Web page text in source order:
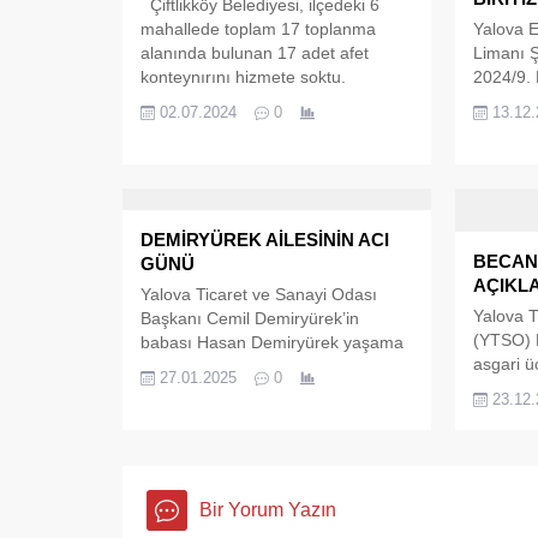
Çiftlikköy Belediyesi, ilçedeki 6
mahallede toplam 17 toplanma
alanında bulunan 17 adet afet
konteynırını hizmete soktu.
Çiftlikköy Belediye Başkanı Adil
Yele, içinde olası bir afet anında ani
söyledi. Çiftlikköy Belediyesi, başta
deprem olmak üzere çeşitli afetlere
karşı...
02.07.2024 0
Yalova
Limanı
2024/9.
Temel
kıymetli
Yalova
Limanı
DEMİRYÜREK AİLESİNİN ACI
GÜNÜ
Yalova Ticaret ve Sanayi Odası
Başkanı Cemil Demiryürek’in
babası Hasan Demiryürek yaşama
gözlerini yumdu. İlimizin en önemli
kurumlarının başında gelen Yalova
birini yaşadı. Başkan Demiryürek’in
80 yaşındaki babası Hasan
27.01.2025 0
Yalova
(YTSO)
asgari
kesim
Bir Yorum Yazın